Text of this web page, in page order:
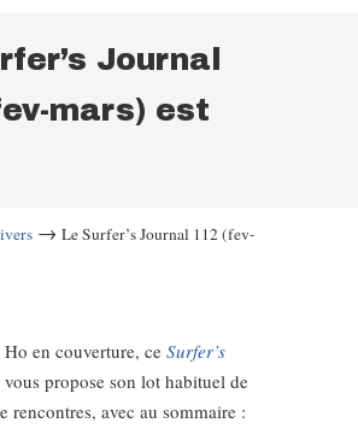
Journal
mars) est
→ Le Surfer’s Journal 112 (fev-
en couverture, ceSurfer’s
vous propose son lot habituel de
rencontres, avec au sommaire :